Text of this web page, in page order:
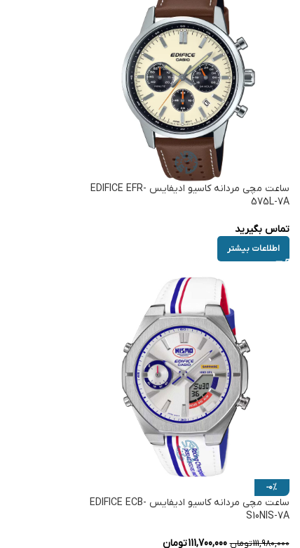
ساعت مچی مردانه کاسیو ادیفایس EDIFICE EFR-
575L-7A
تماس بگیرید
اطلاعات بیشتر
-0%
ساعت مچی مردانه کاسیو ادیفایس EDIFICE ECB-
S10NIS-7A
111,980,000تومان 111,700,000تومان